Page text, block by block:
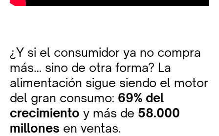
¿Y si el consumidor ya no compra
más… sino de otra forma? La
alimentación sigue siendo el motor
del gran consumo: 69% del
crecimiento y más de 58.000
millones en ventas.